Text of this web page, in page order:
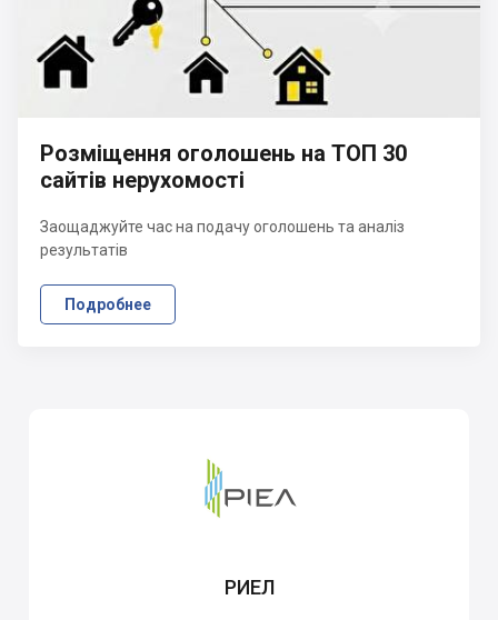
Розміщення оголошень на ТОП 30
сайтів нерухомості
Заощаджуйте час на подачу оголошень та аналіз
результатів
Подробнее
РИЕЛ